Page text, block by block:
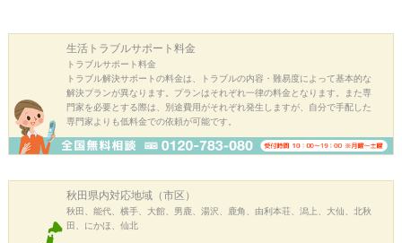
生活トラブルサポート料金
トラブルサポート料金
トラブル解決サポートの料金は、トラブルの内容・難易度によって基本的な
解決プランが異なります。プランはそれぞれ一律の料金となります。また専
門家を必要とする際は、別途費用がそれぞれ発生しますが、自分で手配した
専門家よりも低料金での依頼が可能です。
秋田県内対応地域（市区）
秋田、能代、横手、大館、男鹿、湯沢、鹿角、由利本荘、潟上、大仙、北秋
田、にかほ、仙北